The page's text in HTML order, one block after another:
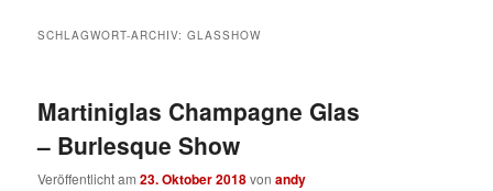
SCHLAGWORT-ARCHIV:GLASSHOW
Martiniglas Champagne Glas
– Burlesque Show
Veröffentlicht am23. Oktober 2018vonandy